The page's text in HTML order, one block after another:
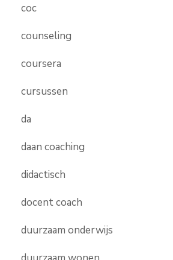
coc
counseling
coursera
cursussen
da
daan coaching
didactisch
docent coach
duurzaam onderwijs